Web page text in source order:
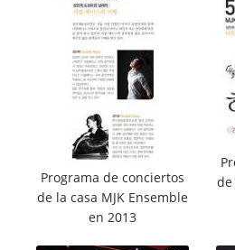
Programa de conciertos
de la casa MJK Ensemble
en 2013
de